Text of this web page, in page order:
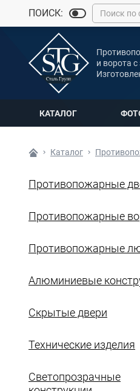
ПОИСК:
и ворота
КАТАЛОГ
Каталог
Противопожарные
Противопожарные
Противопожарные
Алюминиевые
Скрытые двери
Технические изделия
Светопрозрачные
MAX
Мы онлайн